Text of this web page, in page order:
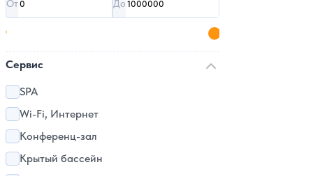
От До
Сервис
SPA
Wi-Fi, Интернет
Конференц-зал
Крытый бассейн